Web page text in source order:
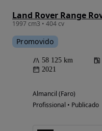
1997 cm3 • 404 cv
Promovido
58 125 km
2021
Almancil (Faro)
Profissional • Publicado